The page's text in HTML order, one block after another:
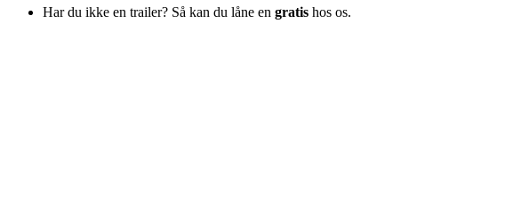
Har du ikke en trailer? Så kan du låne en gratis hos os.